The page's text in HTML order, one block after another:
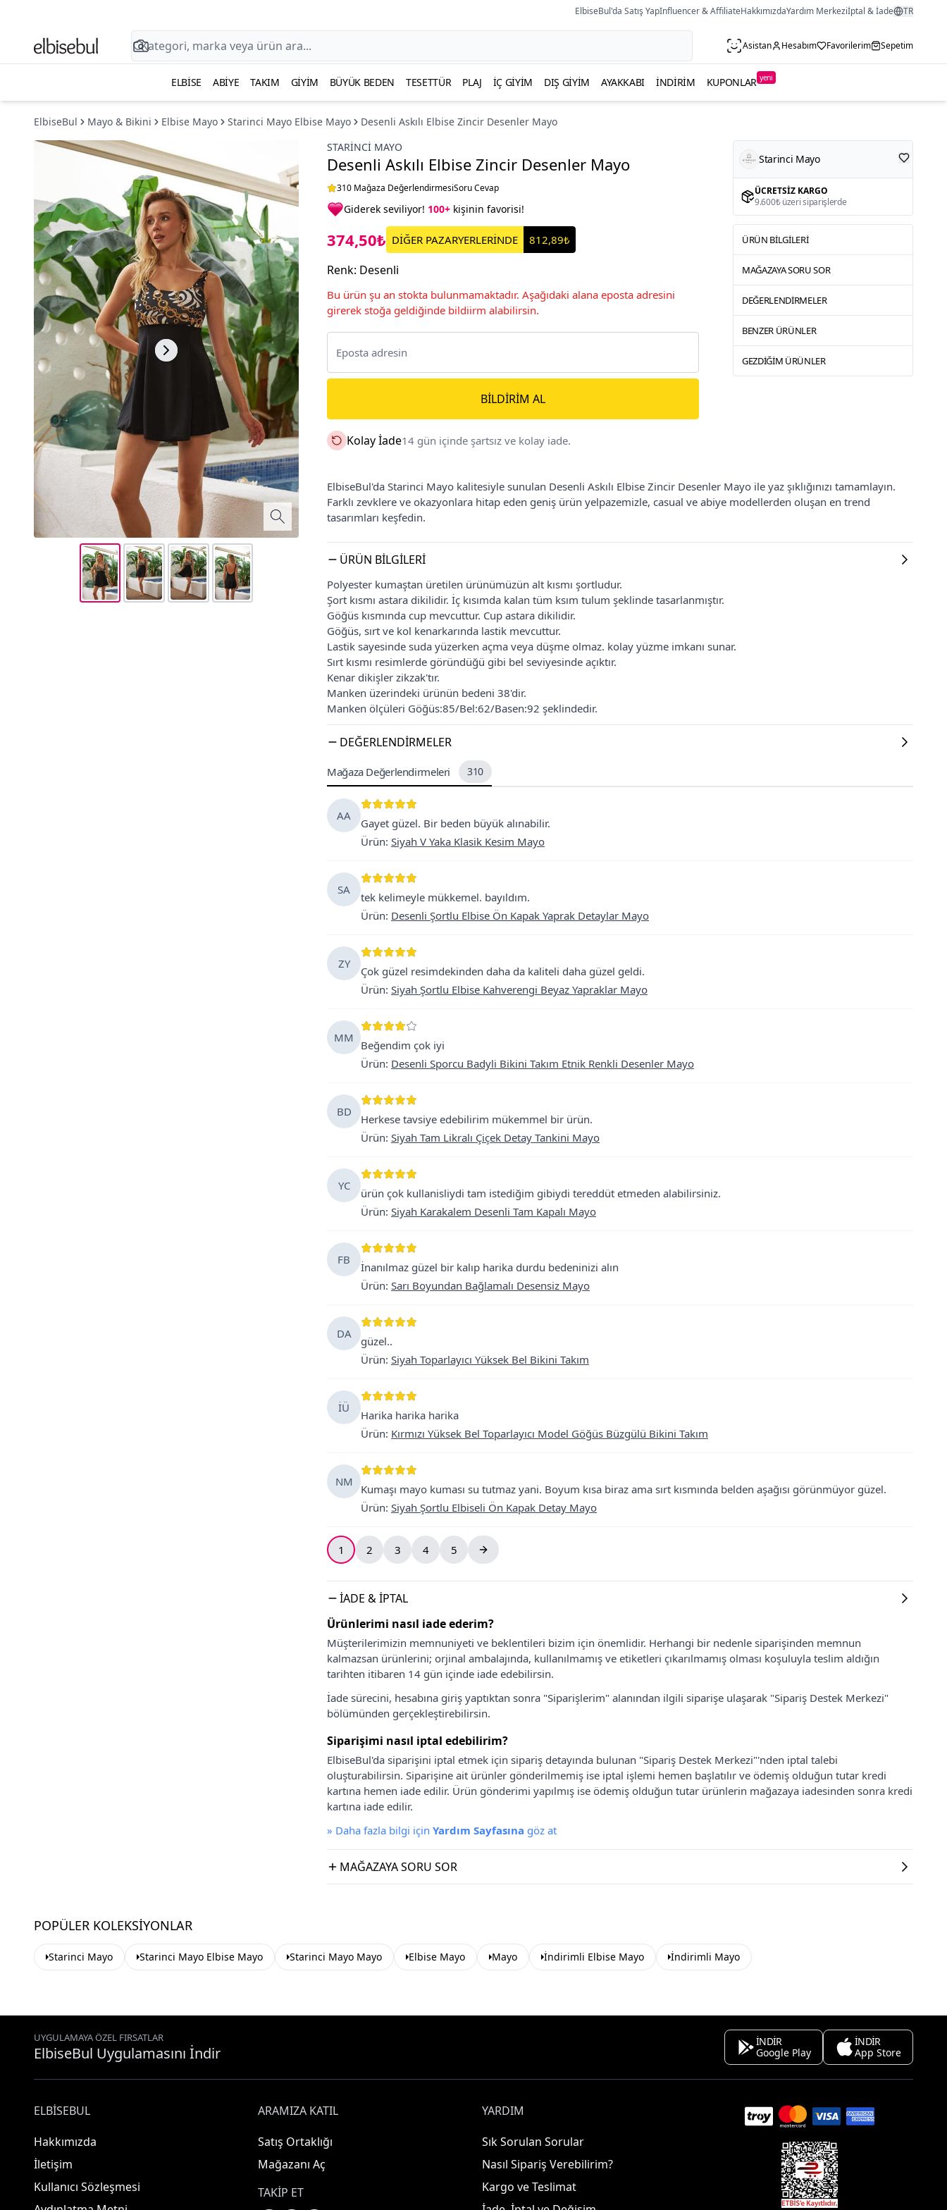
ElbiseBul'da Satış YapInfluencer & AffiliateHakkımızdaYardım Merkeziİptal & İade TR
Asistan Hesabım Favorilerim Sepetim
ELBISE ABIYE TAKIM GIYIM BÜYÜK BEDEN TESETTÜR PLAJ İÇ GIYIM DIŞ GIYIM AYAKKABI İNDIRIM KUPONLAR yeni
ElbiseBul Mayo & Bikini Elbise Mayo Starinci Mayo Elbise Mayo
Desenli Askılı Elbise Zincir Desenler Mayo
STARINCI MAYO
Desenli Askılı Elbise Zincir Desenler Mayo
310 Mağaza DeğerlendirmesiSoru Cevap
Giderek seviliyor! 100+ kişinin favorisi!
374,50₺ DİĞER PAZARYERLERİNDE 812,89₺
Renk: Desenli
Bu ürün şu an stokta bulunmamaktadır. Aşağıdaki alana eposta adresini
girerek stoğa geldiğinde bildiirm alabilirsin.
BILDIRIM AL
Kolay İade14 gün içinde şartsız ve kolay iade.
Starinci Mayo
ÜCRETSIZ KARGO
9.600₺ üzeri siparişlerde
ÜRÜN BILGILERI
MAĞAZAYA SORU SOR
DEĞERLENDIRMELER
BENZER ÜRÜNLER
GEZDIĞIM ÜRÜNLER
ElbiseBul'da Starinci Mayo kalitesiyle sunulan Desenli Askılı Elbise Zincir Desenler Mayo ile yaz şıklığınızı tamamlayın.
Farklı zevklere ve okazyonlara hitap eden geniş ürün yelpazemizle, casual ve abiye modellerden oluşan en trend
tasarımları keşfedin.
ÜRÜN BILGILERI
Polyester kumaştan üretilen ürünümüzün alt kısmı şortludur.
Şort kısmı astara dikilidir. İç kısımda kalan tüm ksım tulum şeklinde tasarlanmıştır.
Göğüs kısmında cup mevcuttur. Cup astara dikilidir.
Göğüs, sırt ve kol kenarkarında lastik mevcuttur.
Lastik sayesinde suda yüzerken açma veya düşme olmaz. kolay yüzme imkanı sunar.
Sırt kısmı resimlerde göründüğü gibi bel seviyesinde açıktır.
Kenar dikişler zikzak'tır.
Manken üzerindeki ürünün bedeni 38'dir.
Manken ölçüleri Göğüs:85/Bel:62/Basen:92 şeklindedir.
DEĞERLENDIRMELER
Mağaza Değerlendirmeleri 310
AA
Gayet güzel. Bir beden büyük alınabilir.
Ürün: Siyah V Yaka Klasik Kesim Mayo
SA
tek kelimeyle mükkemel. bayıldım.
Ürün: Desenli Şortlu Elbise Ön Kapak Yaprak Detaylar Mayo
ZY
Çok güzel resimdekinden daha da kaliteli daha güzel geldi.
Ürün: Siyah Şortlu Elbise Kahverengi Beyaz Yapraklar Mayo
MM
Beğendim çok iyi
Ürün: Desenli Sporcu Badyli Bikini Takım Etnik Renkli Desenler Mayo
BD
Herkese tavsiye edebilirim mükemmel bir ürün.
Ürün: Siyah Tam Likralı Çiçek Detay Tankini Mayo
YC
ürün çok kullanisliydi tam istediğim gibiydi tereddüt etmeden alabilirsiniz.
Ürün: Siyah Karakalem Desenli Tam Kapalı Mayo
FB
İnanılmaz güzel bir kalıp harika durdu bedeninizi alın
Ürün: Sarı Boyundan Bağlamalı Desensiz Mayo
DA
güzel..
Ürün: Siyah Toparlayıcı Yüksek Bel Bikini Takım
İÜ
Harika harika harika
Ürün: Kırmızı Yüksek Bel Toparlayıcı Model Göğüs Büzgülü Bikini Takım
NM
Kumaşı mayo kuması su tutmaz yani. Boyum kısa biraz ama sırt kısmında belden aşağısı görünmüyor güzel.
Ürün: Siyah Şortlu Elbiseli Ön Kapak Detay Mayo
1 2 3 4 5
İADE & İPTAL
Ürünlerimi nasıl iade ederim?
Müşterilerimizin memnuniyeti ve beklentileri bizim için önemlidir. Herhangi bir nedenle siparişinden memnun
kalmazsan ürünlerini; orjinal ambalajında, kullanılmamış ve etiketleri çıkarılmamış olması koşuluyla teslim aldığın
tarihten itibaren 14 gün içinde iade edebilirsin.
İade sürecini, hesabına giriş yaptıktan sonra "Siparişlerim" alanından ilgili siparişe ulaşarak "Sipariş Destek Merkezi"
bölümünden gerçekleştirebilirsin.
Siparişimi nasıl iptal edebilirim?
ElbiseBul'da siparişini iptal etmek için sipariş detayında bulunan "Sipariş Destek Merkezi"'nden iptal talebi
oluşturabilirsin. Siparişine ait ürünler gönderilmemiş ise iptal işlemi hemen başlatılır ve ödemiş olduğun tutar kredi
kartına hemen iade edilir. Ürün gönderimi yapılmış ise ödemiş olduğun tutar ürünlerin mağazaya iadesinden sonra kredi
kartına iade edilir.
» Daha fazla bilgi için Yardım Sayfasına göz at
MAĞAZAYA SORU SOR
POPÜLER KOLEKSIYONLAR
Starinci Mayo Starinci Mayo Elbise Mayo Starinci Mayo Mayo Elbise Mayo Mayo İndirimli Elbise Mayo İndirimli Mayo
UYGULAMAYA ÖZEL FIRSATLAR
ElbiseBul Uygulamasını İndir
İNDİR
Google Play
İNDİR
App Store
ELBISEBUL
Hakkımızda
İletişim
Kullanıcı Sözleşmesi
ARAMIZA KATIL
Satış Ortaklığı
Mağazanı Aç
TAKIP ET
YARDIM
Sık Sorulan Sorular
Nasıl Sipariş Verebilirim?
Kargo ve Teslimat